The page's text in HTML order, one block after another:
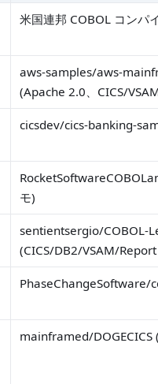
米国連邦 COBOL コンパ
aws-samples/aws-
(Apache 2.0、CICS/
cicsdev/cics-banking-
モ)
sentientsergio/COBOL-
(CICS/DB2/VSAM/
PhaseChangeSoftware/
mainframed/DOGECICS